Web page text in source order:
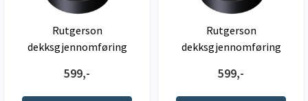
Rutgerson
dekksgjennomføring
599,-
Rutgerson
dekksgjennomføring
599,-